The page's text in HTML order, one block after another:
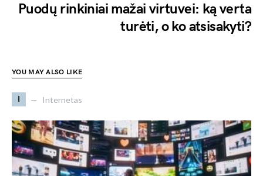
Puodų rinkiniai mažai virtuvei: ką verta
turėti, o ko atsisakyti?
YOU MAY ALSO LIKE
I Internetas